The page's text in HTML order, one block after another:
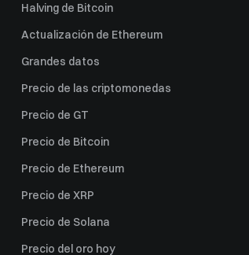
Halving de Bitcoin
Actualización de Ethereum
Grandes datos
Precio de las criptomonedas
Precio de GT
Precio de Bitcoin
Precio de Ethereum
Precio de XRP
Precio de Solana
Precio del oro hoy